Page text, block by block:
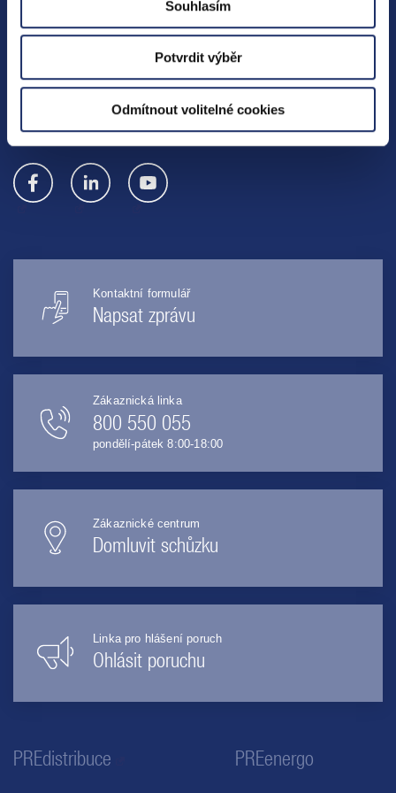
Souhlasím
Potvrdit výběr
Odmítnout volitelné cookies
O nás
Ombudsman PRE
SLEDUJTE NÁS
Kontaktní formulář
Napsat zprávu
Zákaznická linka
800 550 055
pondělí-pátek 8:00-18:00
Zákaznické centrum
Domluvit schůzku
Linka pro hlášení poruch
Ohlásit poruchu
PREdistribuce PREenergo